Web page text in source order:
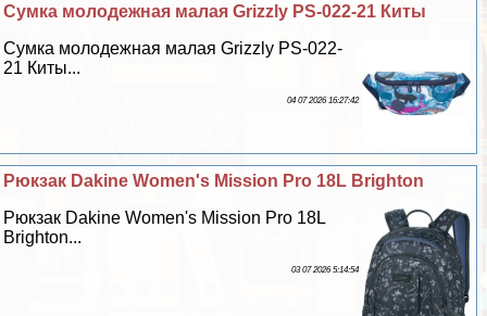
Сумка молодежная малая Grizzly PS-022-21 Киты
Сумка молодежная малая Grizzly PS-022-
21 Киты...
04 07 2026 16:27:42
Рюкзак Dakine Women's Mission Pro 18L Brighton
Рюкзак Dakine Women's Mission Pro 18L
Brighton...
03 07 2026 5:14:54